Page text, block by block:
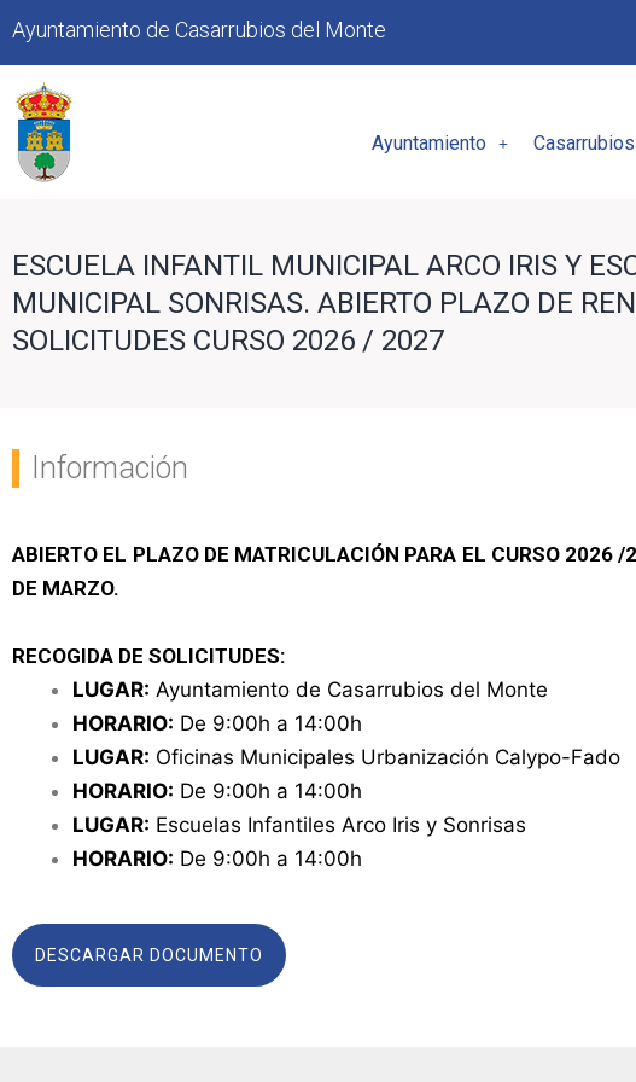
Ayuntamiento de Casarrubios del Monte
Ayuntamiento
ESCUELA INFANTIL MUNICIPAL ARCO IRIS Y
MUNICIPAL SONRISAS. ABIERTO PLAZO DE
SOLICITUDES CURSO 2026 / 2027
Información
ABIERTO EL PLAZO DE MATRICULACIÓN PARA EL CURSO 2026 /
DE MARZO.
RECOGIDA DE SOLICITUDES:
LUGAR: Ayuntamiento de Casarrubios del Monte
HORARIO: De 9:00h a 14:00h
LUGAR: Oficinas Municipales Urbanización Calypo-Fado
HORARIO: De 9:00h a 14:00h
LUGAR: Escuelas Infantiles Arco Iris y Sonrisas
HORARIO: De 9:00h a 14:00h
DESCARGAR DOCUMENTO